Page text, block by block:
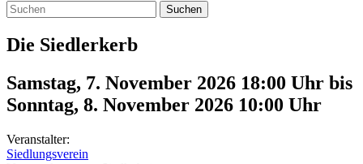
Suchen
Die Siedlerkerb
Samstag, 7. November 2026 18:00 Uhr bis
Sonntag, 8. November 2026 10:00 Uhr
Veranstalter:
Siedlungsverein